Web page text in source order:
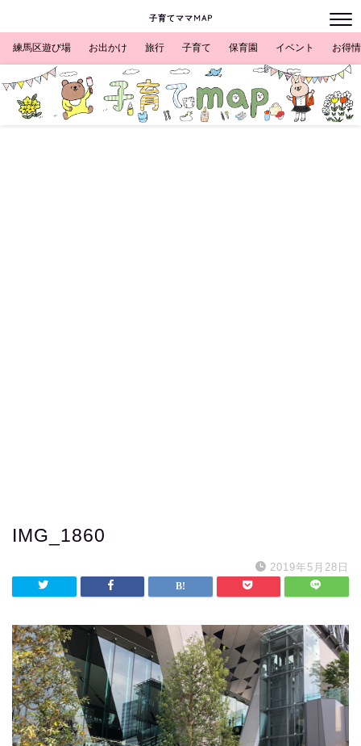
子育てママMAP
練馬区遊び場 お出かけ 旅行 子育て 保育園 イベント お得
IMG_1860
2019年5月28日